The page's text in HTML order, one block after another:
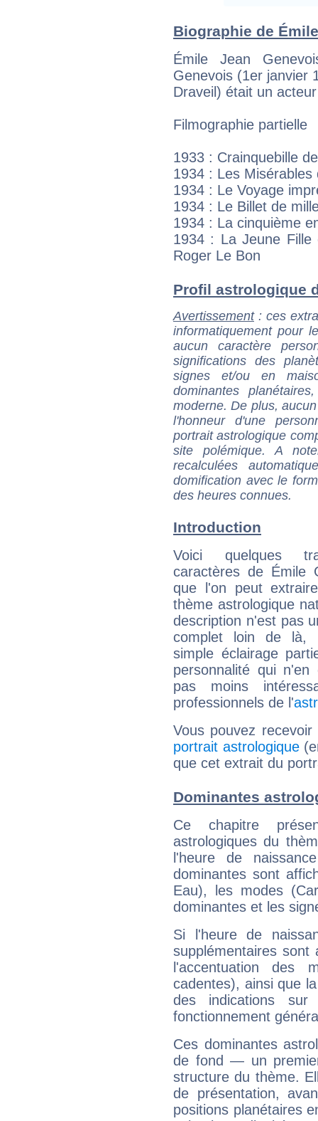
Biographie de
Émile Jean
Genevois (1er janvier
Draveil) était un
Filmographie partielle
1933 : Crainquebille
1934 : Les
1934 : Le Voyage
1934 : Le Billet de
1934 : La cinquième
1934 : La Jeune Fille
Roger Le Bon
Profil astrologique
Avertissement: ces
informatiquement pour
aucun caractère
significations des
signes et/ou en
dominantes
moderne. De plus,
l'honneur d'une
portrait astrologique
site polémique. A
recalculées
domification avec le
des heures connues.
Introduction
Voici quelques
caractères de Émile
que l'on peut
thème astrologique
description n'est pas
complet loin de là,
simple éclairage
personnalité qui n'en
pas moins
professionnels de l'
Vous pouvez
portrait astrologique
que cet extrait du
Dominantes
Ce chapitre
astrologiques du
l'heure de
dominantes sont
Eau), les modes
dominantes et les
Si l'heure de
supplémentaires sont
l'accentuation des
cadentes), ainsi que
des indications sur
fonctionnement
Ces dominantes
de fond — un
structure du thème.
de présentation,
positions planétaires